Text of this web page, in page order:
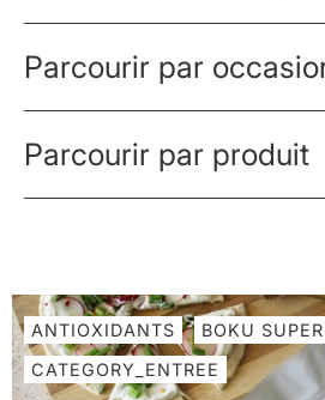
Parcourir par
Parcourir par produit
ANTIOXIDANTS
BOKU
CATEGORY_ENTREE